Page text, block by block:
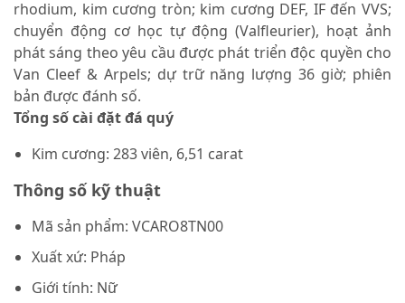
rhodium, kim cương tròn; kim cương DEF, IF đến VVS;
chuyển động cơ học tự động (Valfleurier), hoạt ảnh
phát sáng theo yêu cầu được phát triển độc quyền cho
Van Cleef & Arpels; dự trữ năng lượng 36 giờ; phiên
bản được đánh số.
Tổng số cài đặt đá quý
Kim cương: 283 viên, 6,51 carat
Thông số kỹ thuật
Mã sản phẩm: VCARO8TN00
Xuất xứ: Pháp
Giới tính: Nữ